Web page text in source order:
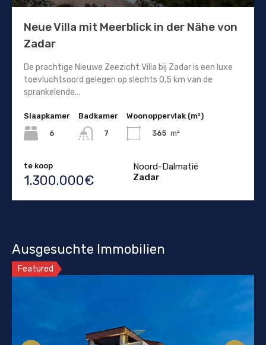
Neue Villa mit Meerblick in der Nähe von
Zadar
De prachtige Nieuwe Zeezicht Villa bij Zadar is een luxe
toevluchtsoord gelegen op slechts 0,5 km van de
sprankelende...
Slaapkamer
6
Badkamer
7
Woonoppervlak (m²)
365 m²
te koop
1.300.000€
Noord-Dalmatië
Zadar
Ausgesuchte Immobilien
Featured